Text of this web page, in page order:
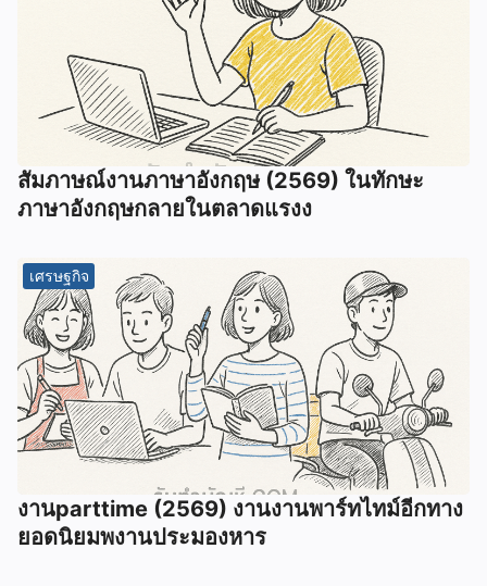
สัมภาษณ์งานภาษาอังกฤษ (2569) ในทักษะ
ภาษาอังกฤษกลายในตลาดแรงง
เศรษฐกิจ
งานparttime (2569) งานงานพาร์ทไทม์อีกทาง
ยอดนิยมพงานประมองหาร